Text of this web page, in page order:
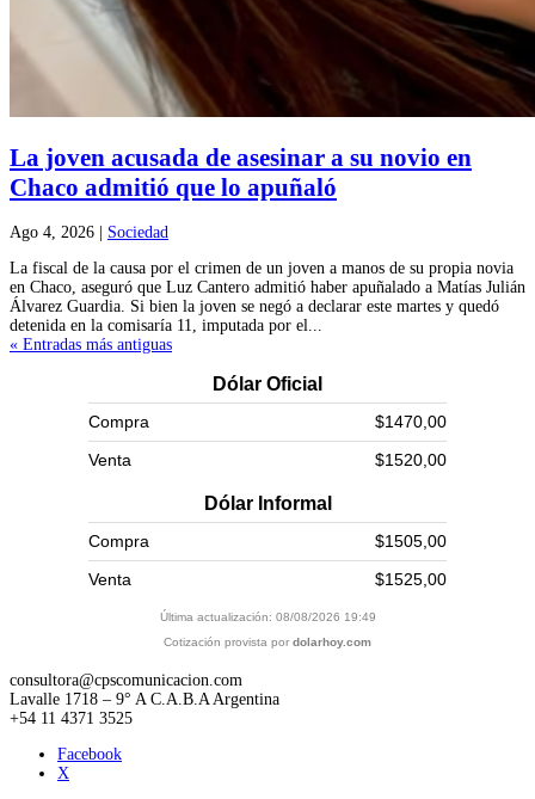
La joven acusada de asesinar a su novio en
Chaco admitió que lo apuñaló
Ago 4, 2026
Sociedad
La fiscal de la causa por el crimen de un joven a manos de su propia novia
en Chaco, aseguró que Luz Cantero admitió haber apuñalado a Matías Julián
Álvarez Guardia. Si bien la joven se negó a declarar este martes y quedó
detenida en la comisaría 11, imputada por el...
« Entradas más antiguas
Dólar Oficial
Compra
$1470,00
Venta
$1520,00
Dólar Informal
Compra
$1505,00
Venta
$1525,00
Última actualización: 08/08/2026 19:49
Cotización provista por dolarhoy.com
consultora@cpscomunicacion.com
Lavalle 1718 – 9° A C.A.B.A Argentina
+54 11 4371 3525
Facebook
X